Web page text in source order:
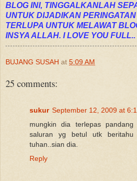
BLOG INI, TINGGALKANLAH
UNTUK DIJADIKAN
TERLUPA UNTUK MELAWAT
INSYA ALLAH. I LOVE YOU
BUJANG SUSAH at 5:09 AM
25 comments:
sukur September 12, 2009 at
mungkin dia terlepas
saluran yg betul utk
tuhan..sian dia.
Reply